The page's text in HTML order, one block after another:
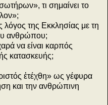
τι σημαίνει το
της Εκκλησίας με τη
ανθρώπου;
να είναι καρπός
κατασκευής;
ἐτέχθη» ως γέφυρα
και την ανθρώπινη